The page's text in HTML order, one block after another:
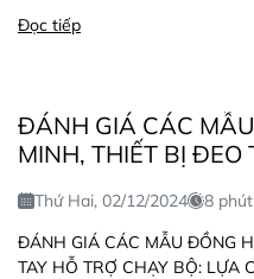
Đọc tiếp
ĐÁNH GIÁ CÁC
MINH, THIẾT BỊ ĐEO
THÍCH THỂ THAO
Thứ Hai, 02/12/2024
8
ĐÁNH GIÁ CÁC MẪU ĐỒNG
TAY HỖ TRỢ CHẠY BỘ: LỰA